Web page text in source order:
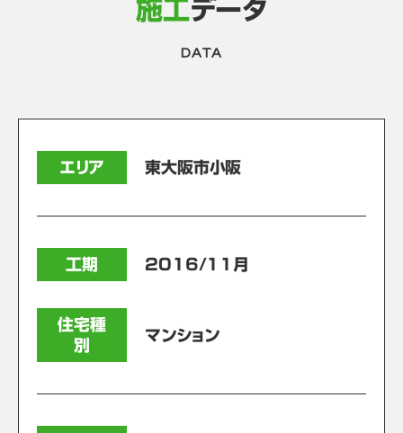
施工データ
DATA
エリア 東大阪市小阪
工期 2016/11月
住宅種
別
マンション